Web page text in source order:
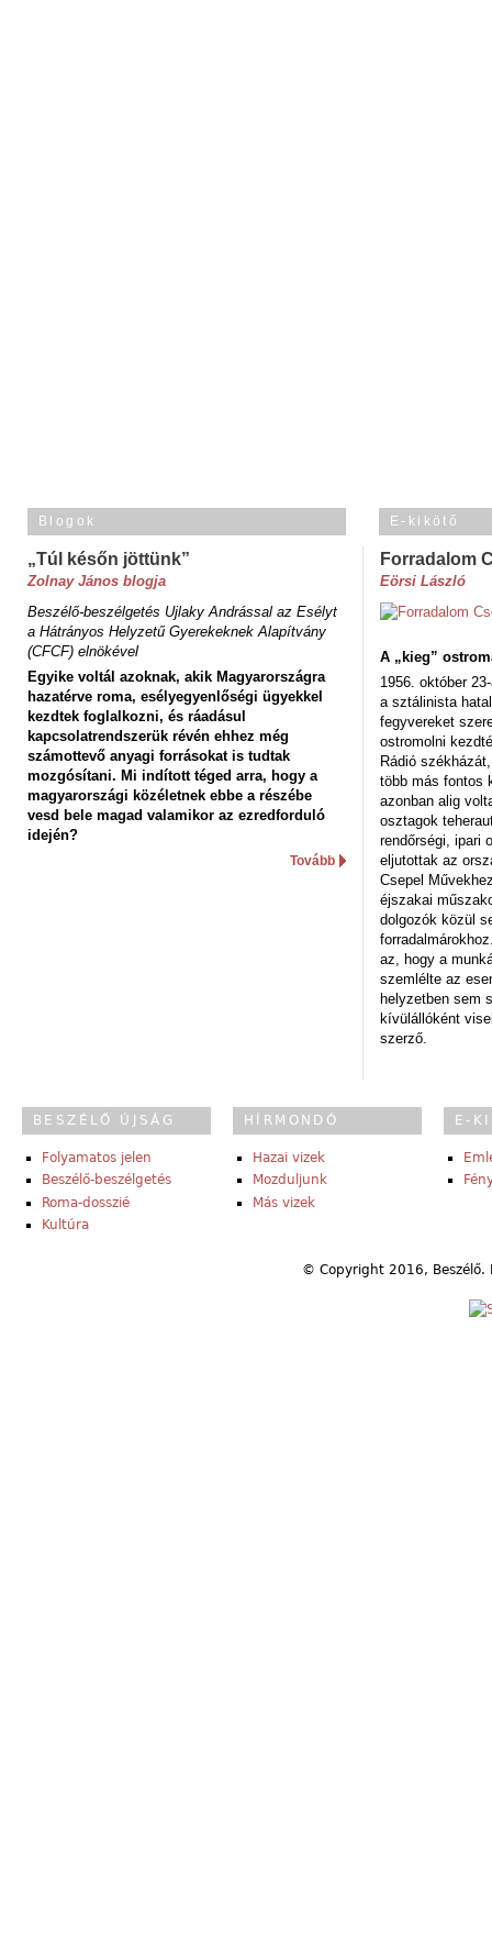
Blogok
„Túl későn jöttünk”
Zolnay János blogja
Beszélő-beszélgetés Ujlaky Andrással az Esélyt
a Hátrányos Helyzetű Gyerekeknek Alapítvány
(CFCF) elnökével
Egyike voltál azoknak, akik Magyarországra
hazatérve roma, esélyegyenlőségi ügyekkel
kezdtek foglalkozni, és ráadásul
kapcsolatrendszerük révén ehhez még
számottevő anyagi forrásokat is tudtak
mozgósítani. Mi indított téged arra, hogy a
magyarországi közéletnek ebbe a részébe
vesd bele magad valamikor az ezredforduló
idején?
Tovább
E-kikötő
Forradalom
Eörsi László
A „kieg”
1956. október
a sztálinista
fegyvereket
ostromolni
Rádió
több más fontos
azonban alig
osztagok
rendőrségi, ipari
eljutottak az
Csepel
éjszakai
dolgozók közül
az, hogy a
szemlélte az
helyzetben sem
kívülállóként
szerző.
BESZÉLŐ ÚJSÁG
Folyamatos jelen
Beszélő-beszélgetés
Roma-dosszié
Kultúra
HÍRMONDÓ
Hazai vizek
Mozduljunk
Más vizek
E-
© Copyright 2016,